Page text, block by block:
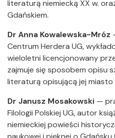
literaturą niemiecką XX w.
Gdańskiem.
Dr Anna Kowalewska-Mróz
Centrum Herdera UG,
wieloletni licencjonowany
zajmuje się sposobem opisu
literaturą opisującą jej miasto
Dr Janusz Mosakowski —
Filologii Polskiej UG, autor
niemieckiej powieści